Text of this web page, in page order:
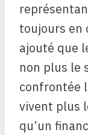
toujours en
ajouté que
non plus le
confrontée
vivent plus
qu’un